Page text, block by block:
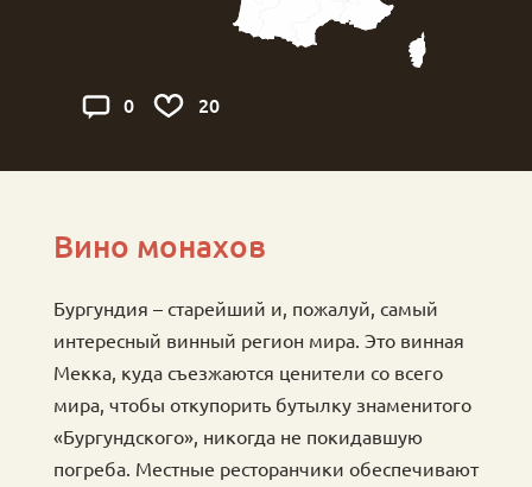
0 20
Вино монахов
Бургундия – старейший и, пожалуй, самый
интересный винный регион мира. Это винная
Мекка, куда съезжаются ценители со всего
мира, чтобы откупорить бутылку знаменитого
«Бургундского», никогда не покидавшую
погреба. Местные ресторанчики обеспечивают